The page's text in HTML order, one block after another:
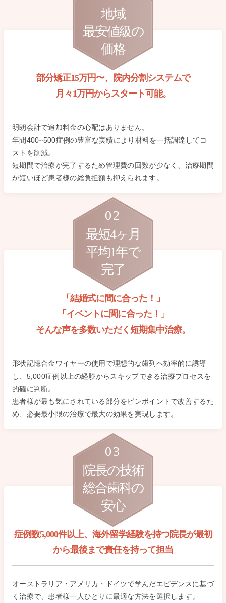
地域
最安値級の
価格
部分矯正15万円〜、院内分割システムで
月々1万円からスタート可能。
明朗会計で追加料金の心配はありません。
年間400~500症例の豊富な実績により材料を一括調達してコ
ストを削減。
短期間で治療が完了するため管理費の回数が少なく、治療期間
が短いほど患者様の総負担額も抑えられます。
02
最短4ヶ月
平均1年で
完了
「結婚式に間に合った！」
「イベントに間に合った！」
そんな声を多数いただく短期集中治療。
形状記憶合金ワイヤーの使用で理想的な歯列へ効率的に誘導
し、5,000症例以上の経験からスキップできる治療プロセスを
的確に判断。
患者様が最も気にされている部分をピンポイントで改善するた
め、必要最小限の治療で最大の効果を実現します。
03
院長の技術
総合歯科の
安心
症例数5,000件以上、海外留学経験を持つ院長が最初
から最後まで責任を持って担当
オーストラリア・アメリカ・ドイツで学んだエビデンスに基づ
く治療で、患者様一人ひとりに最適な方法を選択します。